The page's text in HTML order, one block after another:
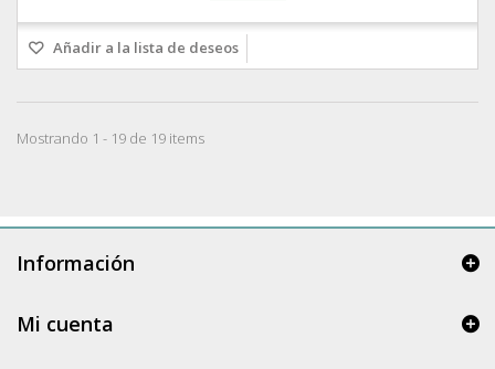
Añadir a la lista de deseos
Mostrando 1 - 19 de 19 items
Información
Mi cuenta